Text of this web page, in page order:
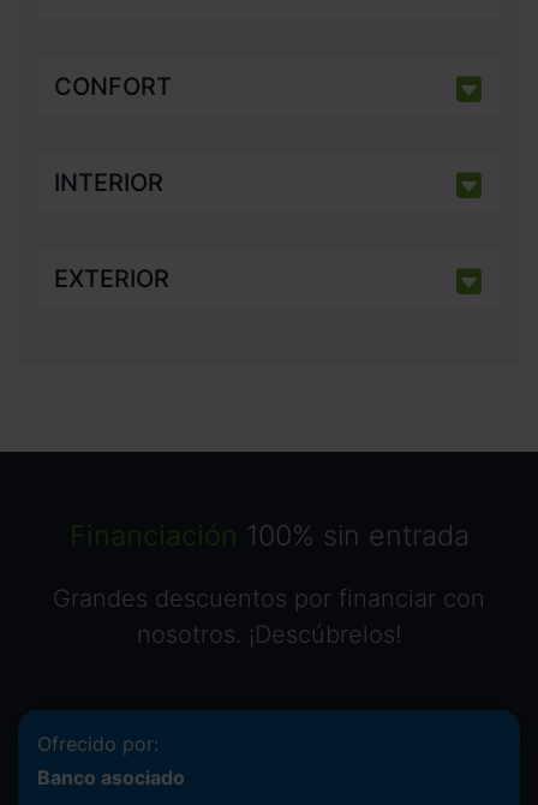
CONFORT
INTERIOR
EXTERIOR
Financiación 100% sin entrada
Grandes descuentos por financiar con
nosotros. ¡Descúbrelos!
Ofrecido por:
Banco asociado